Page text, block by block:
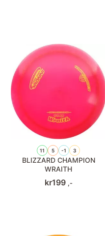
11 5 -1 3
BLIZZARD CHAMPION
WRAITH
kr199 ,-